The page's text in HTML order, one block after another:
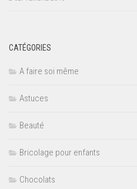
CATÉGORIES
A faire soi même
Astuces
Beauté
Bricolage pour enfants
Chocolats